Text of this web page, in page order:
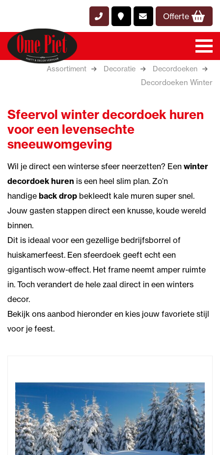
Offerte
Assortiment Decoratie Decordoeken
Decordoeken Winter
Sfeervol winter decordoek huren
voor een levensechte
sneeuwomgeving
Wil je direct een winterse sfeer neerzetten? Een winter
decordoek huren is een heel slim plan. Zo’n
handige back drop bekleedt kale muren super snel.
Jouw gasten stappen direct een knusse, koude wereld
binnen.
Dit is ideaal voor een gezellige bedrijfsborrel of
huiskamerfeest. Een sfeerdoek geeft echt een
gigantisch wow-effect. Het frame neemt amper ruimte
in. Toch verandert de hele zaal direct in een winters
decor.
Bekijk ons aanbod hieronder en kies jouw favoriete stijl
voor je feest.